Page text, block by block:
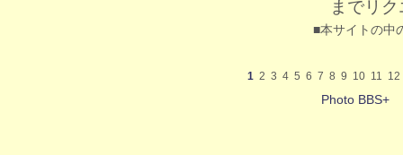
までリ
■本サイトの中
1 2 3 4 5 6 7 8 9 10 11 12
Photo BBS+